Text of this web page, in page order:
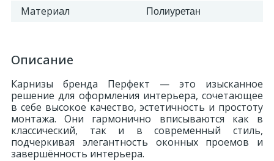
Материал Полиуретан
Описание
Карнизы бренда Перфект — это изысканное
решение для оформления интерьера, сочетающее
в себе высокое качество, эстетичность и простоту
монтажа. Они гармонично вписываются как в
классический, так и в современный стиль,
подчеркивая элегантность оконных проемов и
завершённость интерьера.